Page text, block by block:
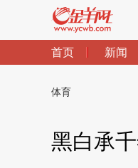
首页 新闻
体育
黑白承